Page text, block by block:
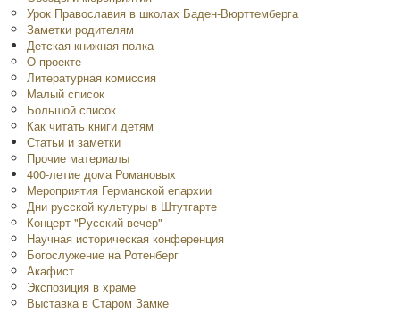
Урок Православия в школах Баден-Вюрттемберга
Заметки родителям
Детская книжная полка
O проекте
Литературная комиссия
Малый список
Большой список
Как читать книги детям
Статьи и заметки
Прочие материалы
400-летие дома Романовых
Мероприятия Германской епархии
Дни русской культуры в Штутгарте
Концерт "Русский вечер"
Научная историческая конференция
Богослужение на Ротенберг
Акафист
Экспозиция в храме
Выставка в Старом Замке